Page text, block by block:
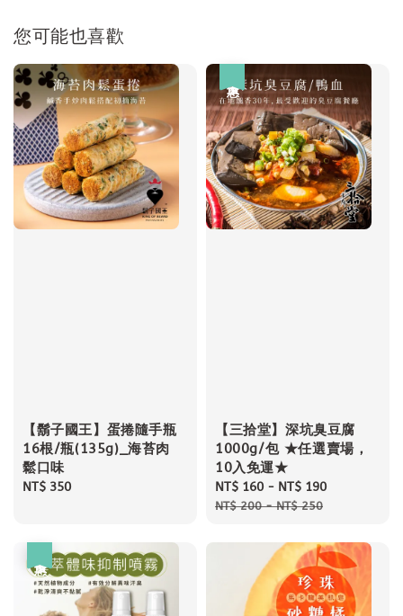
您可能也喜歡
【鬍子國王】蛋捲隨手瓶
16根/瓶(135g)_海苔肉
鬆口味
Regular
NT$ 350
【三拾堂】深坑臭豆腐
1000g/包 ★任選賣場，
10入免運★
Sale
price
NT$ 160 - NT$ 190
NT$ 200-NT$ 250